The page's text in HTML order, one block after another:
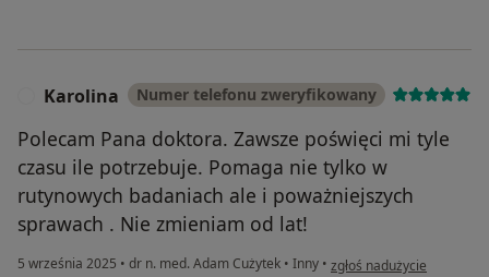
Karolina Numer telefonu zweryfikowany
Polecam Pana doktora. Zawsze poświęci mi tyle
czasu ile potrzebuje. Pomaga nie tylko w
rutynowych badaniach ale i poważniejszych
sprawach . Nie zmieniam od lat!
5 września 2025 • dr n. med. Adam Cużytek • Inny • w opinii użytkownika
zgłoś nadużycie